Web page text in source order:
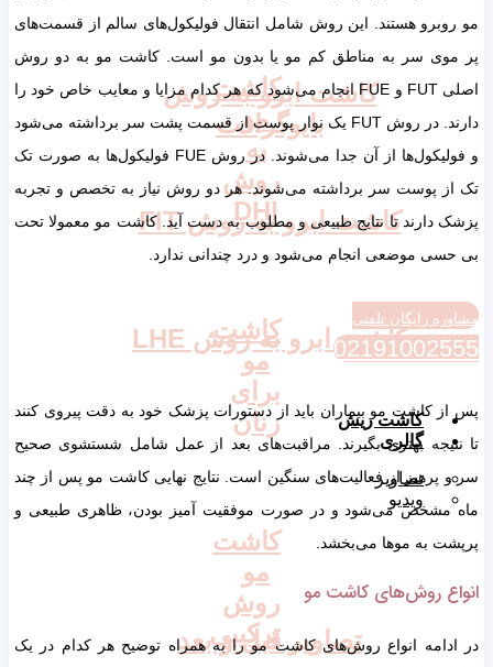
کاشت ابرو به روش
بایوگرافت
کاشت ابرو به روش FIT
کاشت ابرو به روش LHE
کاشت ریش
گالری
تصاویر
ویدیو
تصاویر قبل و بعد
کاشت
مو
به
روش
DHI
کاشت
مو
برای
زنان
کاشت
مو
روش
ترکیبی
مو روبرو هستند. این روش شامل انتقال فولیکول‌های سالم از قسمت‌های
پر موی سر به مناطق کم مو یا بدون مو است. کاشت مو به دو روش
اصلی FUT و FUE انجام می‌شود که هر کدام مزایا و معایب خاص خود را
دارند. در روش FUT یک نوار پوست از قسمت پشت سر برداشته می‌شود
و فولیکول‌ها از آن جدا می‌شوند. در روش FUE فولیکول‌ها به صورت تک
تک از پوست سر برداشته می‌شوند. هر دو روش نیاز به تخصص و تجربه
پزشک دارند تا نتایج طبیعی و مطلوب به دست آید. کاشت مو معمولا تحت
بی حسی موضعی انجام می‌شود و درد چندانی ندارد.
مشاوره رایگان تلفنی
02191002555
پس از کاشت مو بیماران باید از دستورات پزشک خود به دقت پیروی کنند
تا نتیجه بهتری بگیرند. مراقبت‌های بعد از عمل شامل شستشوی صحیح
سر و پرهیز از فعالیت‌های سنگین است. نتایج نهایی کاشت مو پس از چند
ماه مشخص می‌شود و در صورت موفقیت آمیز بودن، ظاهری طبیعی و
پرپشت به موها می‌بخشد.
انواع روش‌های کاشت مو
در ادامه انواع روش‌های کاشت مو را به همراه توضیح هر کدام در یک